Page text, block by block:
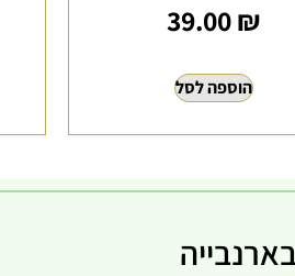
39.00₪
הוספה לסל